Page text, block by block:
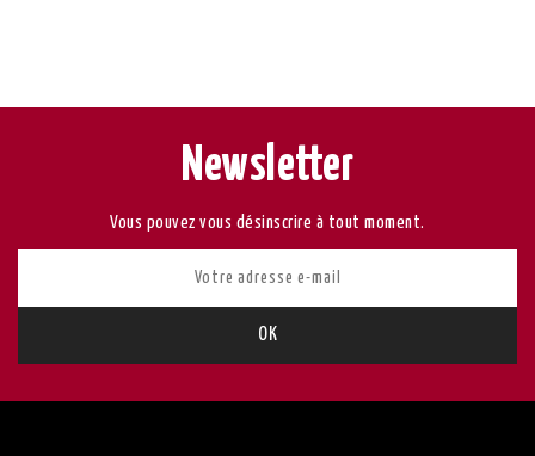
Newsletter
Vous pouvez vous désinscrire à tout moment.